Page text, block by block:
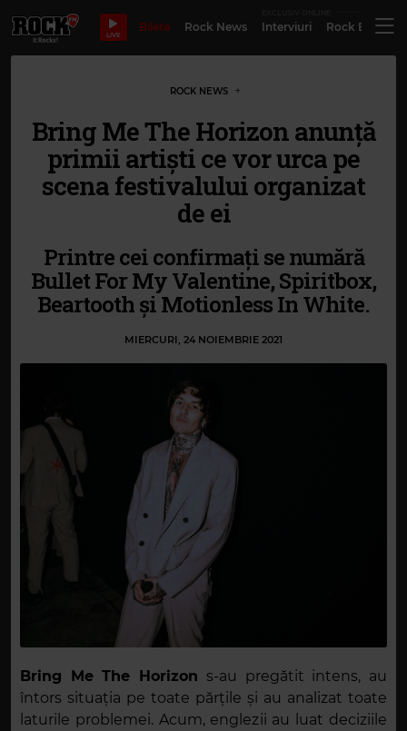
LIVE
Bilete Rock News Interviuri Rock
ROCK NEWS
Bring Me The Horizon anunță
primii artiști ce vor urca pe
scena festivalului organizat
de ei
Printre cei confirmați se numără
Bullet For My Valentine, Spiritbox,
Beartooth și Motionless In White.
MIERCURI, 24 NOIEMBRIE 2021
Bring Me The Horizon s-au pregătit intens, au
întors situația pe toate părțile și au analizat toate
laturile problemei. Acum, englezii au luat deciziile